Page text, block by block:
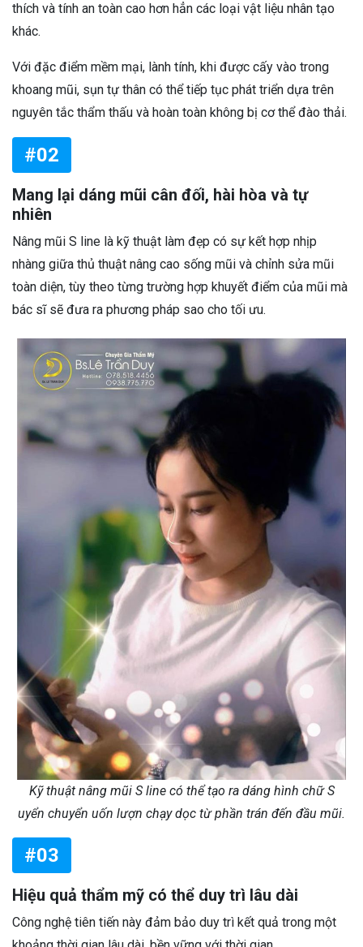
thích và tính an toàn cao hơn hẳn các loại vật liệu nhân tạo
khác.
Với đặc điểm mềm mại, lành tính, khi được cấy vào trong
khoang mũi, sụn tự thân có thể tiếp tục phát triển dựa trên
nguyên tắc thẩm thấu và hoàn toàn không bị cơ thể đào thải.
#02
Mang lại dáng mũi cân đối, hài hòa và tự
nhiên
Nâng mũi S line là kỹ thuật làm đẹp có sự kết hợp nhịp
nhàng giữa thủ thuật nâng cao sống mũi và chỉnh sửa mũi
toàn diện, tùy theo từng trường hợp khuyết điểm của mũi mà
bác sĩ sẽ đưa ra phương pháp sao cho tối ưu.
Kỹ thuật nâng mũi S line có thể tạo ra dáng hình chữ S
uyển chuyển uốn lượn chạy dọc từ phần trán đến đầu mũi.
#03
Hiệu quả thẩm mỹ có thể duy trì lâu dài
Công nghệ tiên tiến này đảm bảo duy trì kết quả trong một